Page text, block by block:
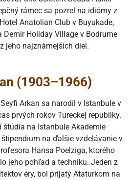
rámec sa pozrel na idiómy z
Anatolian Club v Buyukade,
Demir Holiday Village v Bodrume
jeho najznámejších diel.
(1903–1966)
Arkan sa narodil v Istanbule v
prvých rokov Tureckej republiky.
štúdia na Istanbule Akademie
na ďalšie vzdelávanie v
Hansa Poelziga, ktorého
jeho pohľad a techniku. Jeden z
éry, bol prijatý Ataturkom na